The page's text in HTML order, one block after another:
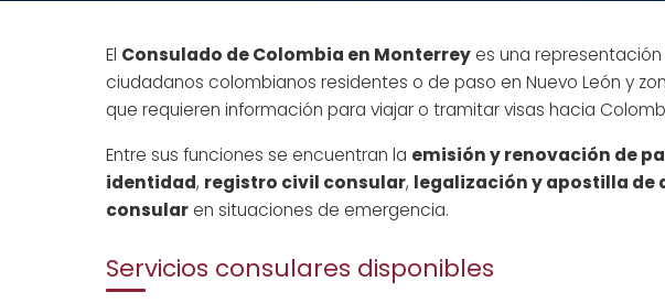
El Consulado de Colombia en Monterreyes una
ciudadanos colombianos residentes o de paso en Nuevo León y
que requieren información para viajar o tramitar visas hacia
Entre sus funciones se encuentran la emisión y renovación de
identidad, registro civil consular, legalización y apostilla de
consularen situaciones de emergencia.
Servicios consulares disponibles